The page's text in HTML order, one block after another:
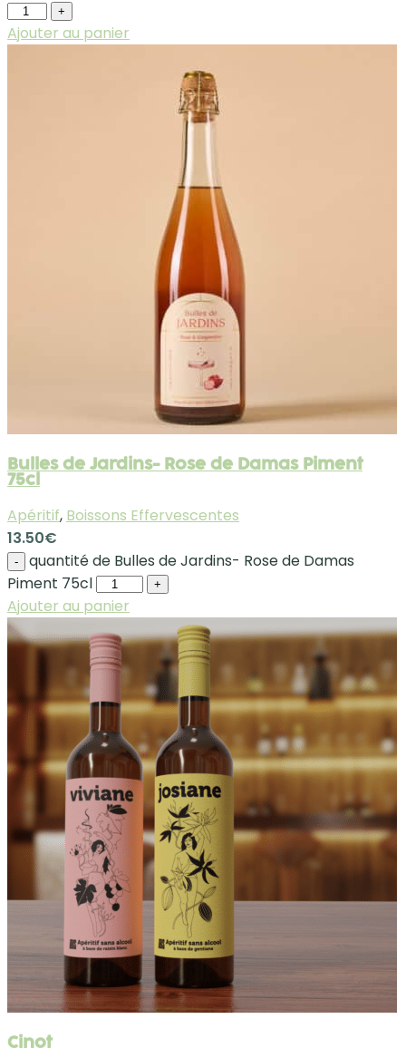
+
Ajouter au panier
Bulles de Jardins- Rose de Damas Piment
75cl
Apéritif, Boissons Effervescentes
13.50€
-
quantité de Bulles de Jardins- Rose de Damas
Piment 75cl
+
Ajouter au panier
Cinot